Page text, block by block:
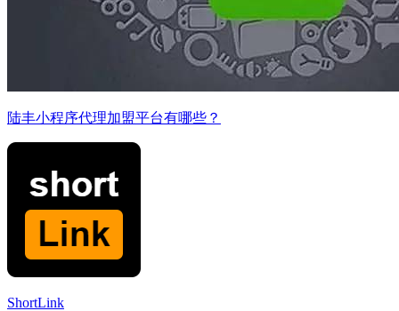
陆丰小程序代理加盟平台有哪些？
ShortLink